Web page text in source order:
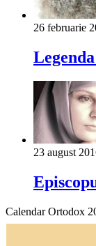
26 februarie
23 august
Calendar Ortodox